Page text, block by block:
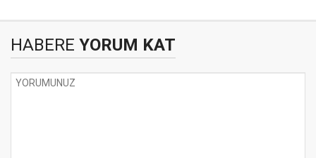
HABERE YORUM KAT